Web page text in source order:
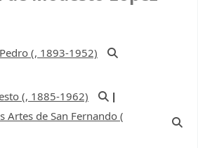
(, 1893-1952)
(, 1885-1962)
Artes de San Fernando (